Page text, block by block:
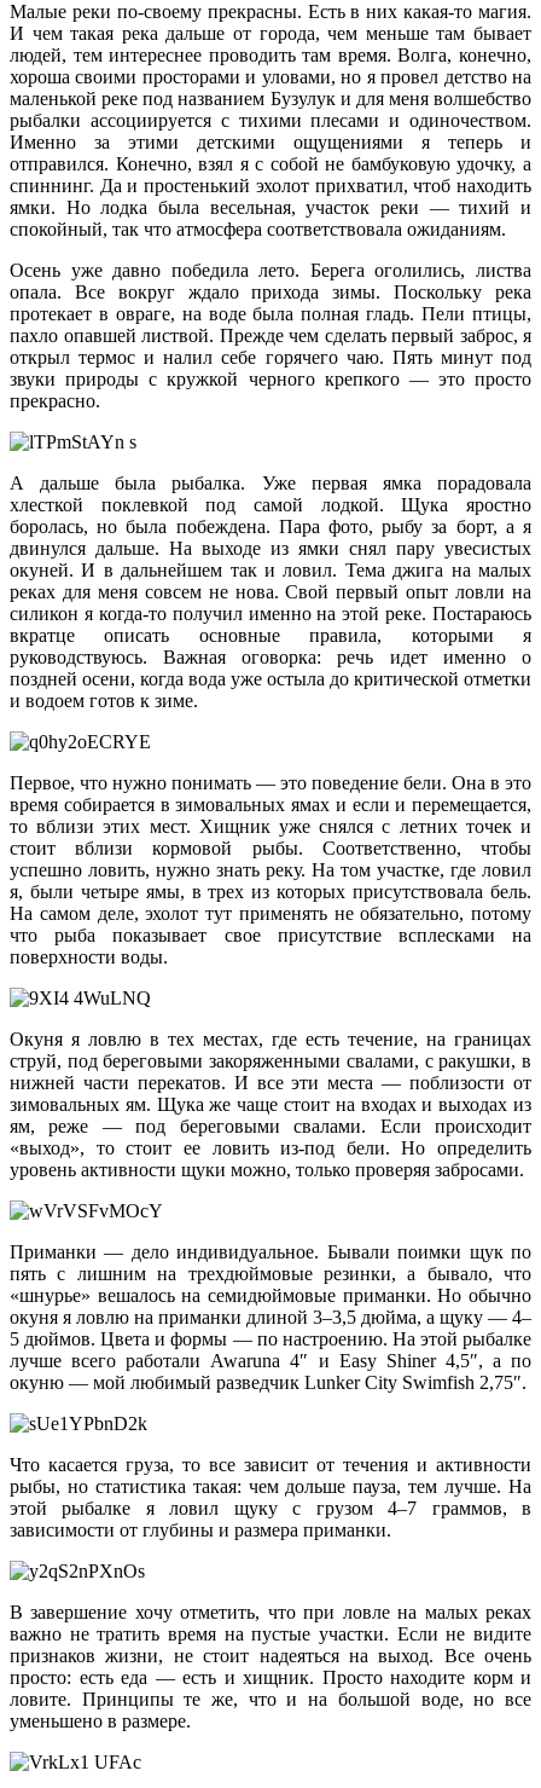
Малые реки по-своему прекрасны. Есть в них какая-то магия.
И чем такая река дальше от города, чем меньше там бывает
людей, тем интереснее проводить там время. Волга, конечно,
хороша своими просторами и уловами, но я провел детство на
маленькой реке под названием Бузулук и для меня волшебство
рыбалки ассоциируется с тихими плесами и одиночеством.
Именно за этими детскими ощущениями я теперь и
отправился. Конечно, взял я с собой не бамбуковую удочку, а
спиннинг. Да и простенький эхолот прихватил, чтоб находить
ямки. Но лодка была весельная, участок реки — тихий и
спокойный, так что атмосфера соответствовала ожиданиям.
Осень уже давно победила лето. Берега оголились, листва
опала. Все вокруг ждало прихода зимы. Поскольку река
протекает в овраге, на воде была полная гладь. Пели птицы,
пахло опавшей листвой. Прежде чем сделать первый заброс, я
открыл термос и налил себе горячего чаю. Пять минут под
звуки природы с кружкой черного крепкого — это просто
прекрасно.
А дальше была рыбалка. Уже первая ямка порадовала
хлесткой поклевкой под самой лодкой. Щука яростно
боролась, но была побеждена. Пара фото, рыбу за борт, а я
двинулся дальше. На выходе из ямки снял пару увесистых
окуней. И в дальнейшем так и ловил. Тема джига на малых
реках для меня совсем не нова. Свой первый опыт ловли на
силикон я когда-то получил именно на этой реке. Постараюсь
вкратце описать основные правила, которыми я
руководствуюсь. Важная оговорка: речь идет именно о
поздней осени, когда вода уже остыла до критической отметки
и водоем готов к зиме.
Первое, что нужно понимать — это поведение бели. Она в это
время собирается в зимовальных ямах и если и перемещается,
то вблизи этих мест. Хищник уже снялся с летних точек и
стоит вблизи кормовой рыбы. Соответственно, чтобы
успешно ловить, нужно знать реку. На том участке, где ловил
я, были четыре ямы, в трех из которых присутствовала бель.
На самом деле, эхолот тут применять не обязательно, потому
что рыба показывает свое присутствие всплесками на
поверхности воды.
Окуня я ловлю в тех местах, где есть течение, на границах
струй, под береговыми закоряженными свалами, с ракушки, в
нижней части перекатов. И все эти места — поблизости от
зимовальных ям. Щука же чаще стоит на входах и выходах из
ям, реже — под береговыми свалами. Если происходит
«выход», то стоит ее ловить из-под бели. Но определить
уровень активности щуки можно, только проверяя забросами.
Приманки — дело индивидуальное. Бывали поимки щук по
пять с лишним на трехдюймовые резинки, а бывало, что
«шнурье» вешалось на семидюймовые приманки. Но обычно
окуня я ловлю на приманки длиной 3–3,5 дюйма, а щуку — 4–
5 дюймов. Цвета и формы — по настроению. На этой рыбалке
лучше всего работали Awaruna 4″ и Easy Shiner 4,5″, а по
окуню — мой любимый разведчик Lunker City Swimfish 2,75″.
Что касается груза, то все зависит от течения и активности
рыбы, но статистика такая: чем дольше пауза, тем лучше. На
этой рыбалке я ловил щуку с грузом 4–7 граммов, в
зависимости от глубины и размера приманки.
В завершение хочу отметить, что при ловле на малых реках
важно не тратить время на пустые участки. Если не видите
признаков жизни, не стоит надеяться на выход. Все очень
просто: есть еда — есть и хищник. Просто находите корм и
ловите. Принципы те же, что и на большой воде, но все
уменьшено в размере.